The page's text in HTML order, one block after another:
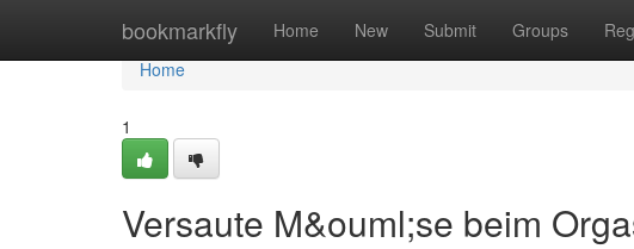
bookmarkfly Home New Submit Groups
Home
Home
1
Versaute M&ouml;se beim